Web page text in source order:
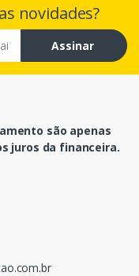
novidades?
Assinar
são apenas
juros da financeira.